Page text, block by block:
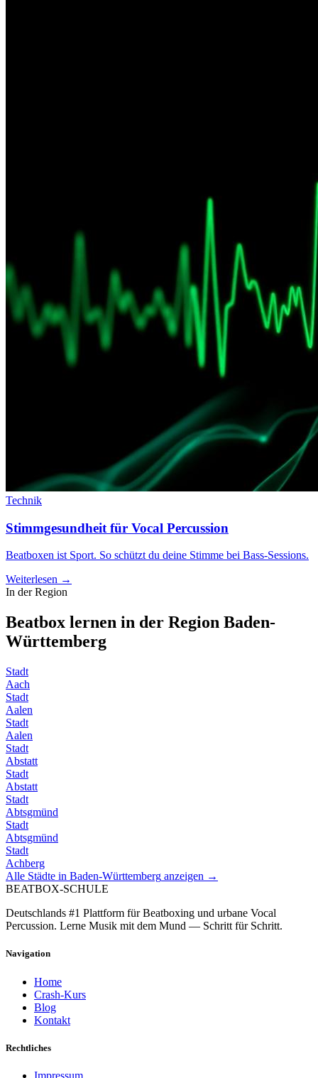
Technik
Stimmgesundheit für Vocal Percussion
Beatboxen ist Sport. So schützt du deine Stimme bei Bass-Sessions.
Weiterlesen →
In der Region
Beatbox lernen in der Region Baden-
Württemberg
Stadt
Aach
Stadt
Aalen
Stadt
Aalen
Stadt
Abstatt
Stadt
Abstatt
Stadt
Abtsgmünd
Stadt
Abtsgmünd
Stadt
Achberg
Alle Städte in Baden-Württemberg anzeigen →
BEATBOX-SCHULE
Deutschlands #1 Plattform für Beatboxing und urbane Vocal
Percussion. Lerne Musik mit dem Mund — Schritt für Schritt.
Navigation
Home
Crash-Kurs
Blog
Kontakt
Rechtliches
Impressum